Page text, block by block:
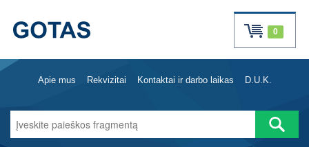
0
Apie mus Rekvizitai Kontaktai ir darbo laikas D.U.K.